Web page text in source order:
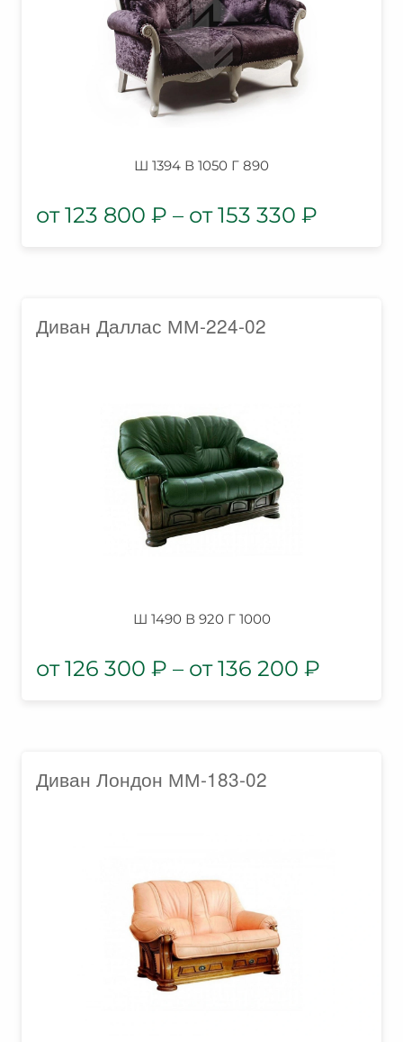
Ш 1394 В 1050 Г 890
123 800 ₽ – 153 330 ₽
Диван Даллас ММ-224-02
Ш 1490 В 920 Г 1000
126 300 ₽ – 136 200 ₽
Диван Лондон ММ-183-02